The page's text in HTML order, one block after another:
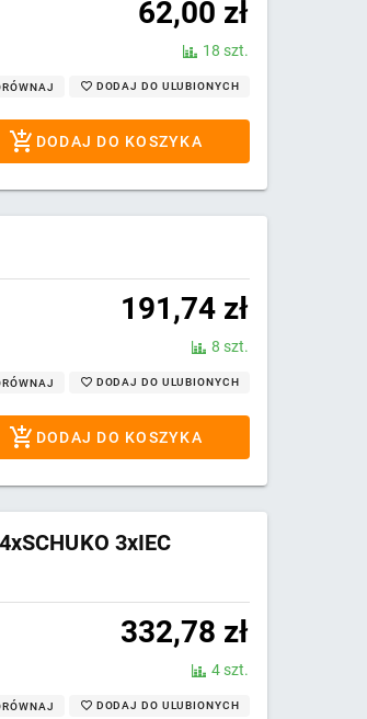
62,00 zł
18 szt.
DODAJ DO ULUBIONYCH
DODAJ DO KOSZYKA
191,74 zł
8 szt.
DODAJ DO ULUBIONYCH
DODAJ DO KOSZYKA
3xIEC
332,78 zł
4 szt.
DODAJ DO ULUBIONYCH